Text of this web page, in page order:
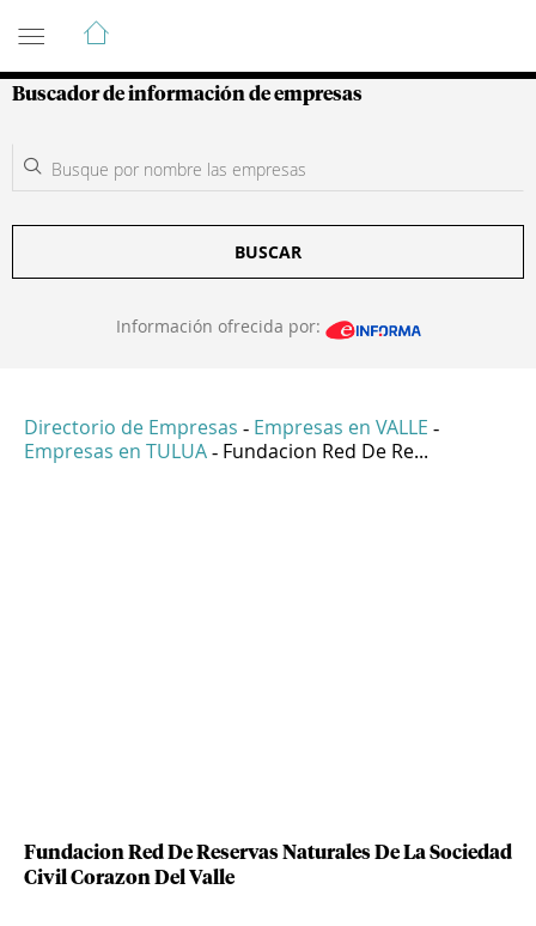
Guía de Empresas Colombianas
Buscador de información de empresas
BUSCAR
Información ofrecida por:
Directorio de Empresas - Empresas en VALLE -
Empresas en TULUA - Fundacion Red De Re...
Fundacion Red De Reservas Naturales De La Sociedad
Civil Corazon Del Valle